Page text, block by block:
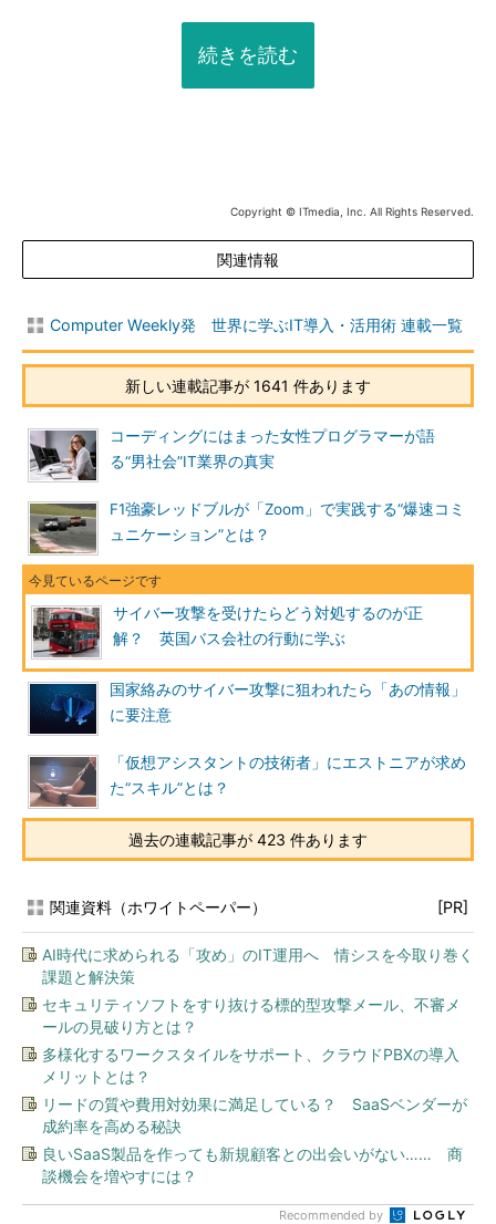
続きを読む
Copyright © ITmedia, Inc. All Rights Reserved.
関連情報
Computer Weekly発 世界に学ぶIT導入・活用術 連載一覧
新しい連載記事が 1641 件あります
コーディングにはまった女性プログラマーが語
る“男社会”IT業界の真実
F1強豪レッドブルが「Zoom」で実践する“爆速コミ
ュニケーション”とは？
サイバー攻撃を受けたらどう対処するのが正
解？ 英国バス会社の行動に学ぶ
国家絡みのサイバー攻撃に狙われたら「あの情報」
に要注意
「仮想アシスタントの技術者」にエストニアが求め
た“スキル”とは？
過去の連載記事が 423 件あります
関連資料（ホワイトペーパー） [PR]
AI時代に求められる「攻め」のIT運用へ 情シスを今取り巻く
課題と解決策
セキュリティソフトをすり抜ける標的型攻撃メール、不審メ
ールの見破り方とは？
多様化するワークスタイルをサポート、クラウドPBXの導入
メリットとは？
リードの質や費用対効果に満足している？ SaaSベンダーが
成約率を高める秘訣
良いSaaS製品を作っても新規顧客との出会いがない…… 商
談機会を増やすには？
Recommended by